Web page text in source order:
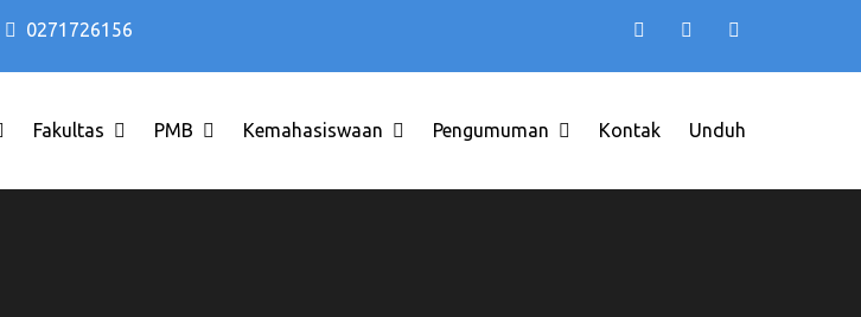
0271726156
Raya ITB AAS INDONESIA
Fakultas PMB Kemahasiswaan Pengumuman Kontak Unduh